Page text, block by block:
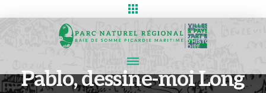
Pablo, dessine-moi Long